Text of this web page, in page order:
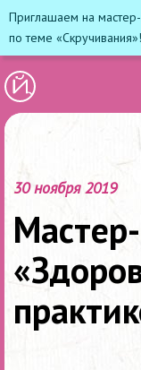
Приглашаем на мастер-
по теме «Скручивания»!
30 ноября 2019